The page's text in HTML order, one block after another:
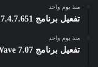
منذ يوم واحد
تفعيل برنامج Wondershare UniConverter 17.4.7.651
منذ يوم واحد
تفعيل برنامج GoldWave 7.07